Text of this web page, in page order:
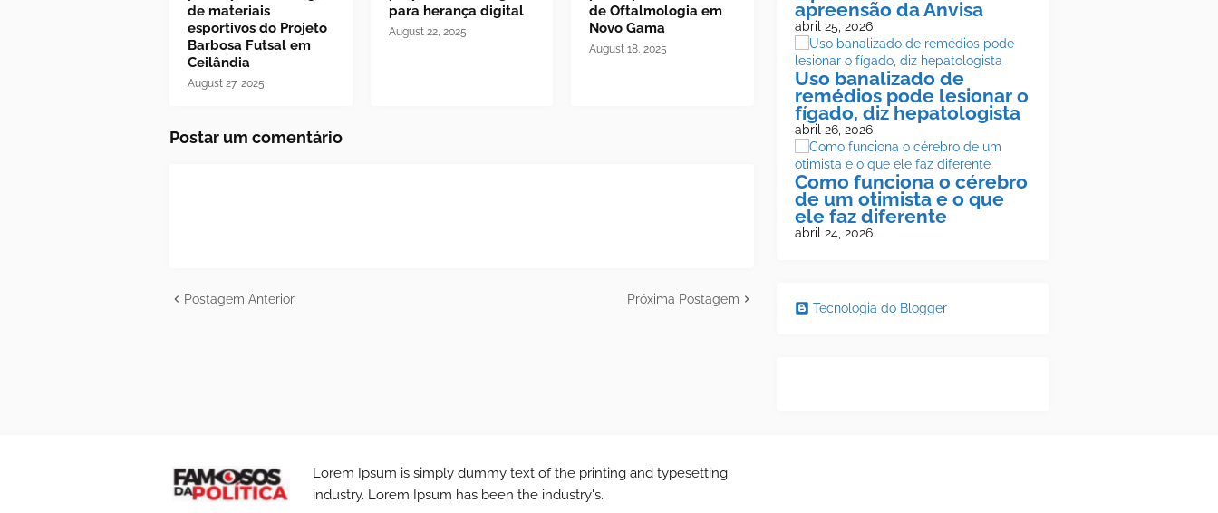
de materiais
esportivos do Projeto
Barbosa Futsal em
Ceilândia
August 27, 2025
para herança digital
August 22, 2025
de Oftalmologia em
Novo Gama
August 18, 2025
Postar um comentário
Postagem Anterior Próxima Postagem
apreensão da Anvisa
abril 25, 2026
Uso banalizado de
remédios pode lesionar o
fígado, diz hepatologista
abril 26, 2026
Como funciona o cérebro
de um otimista e o que
ele faz diferente
abril 24, 2026
Tecnologia do Blogger
Lorem Ipsum is simply dummy text of the printing and typesetting
industry. Lorem Ipsum has been the industry's.